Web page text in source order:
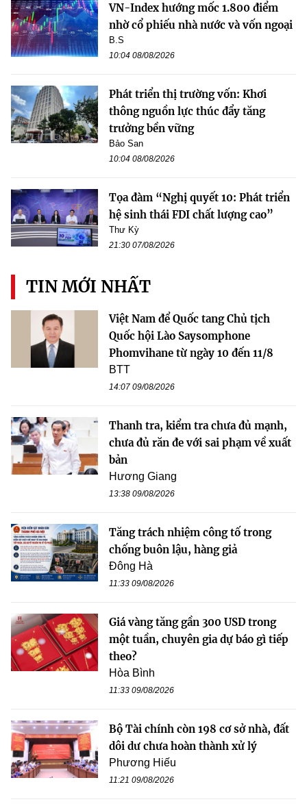
VN-Index hướng mốc 1.800 điểm
nhờ cổ phiếu nhà nước và vốn ngoại
B.S
10:04 08/08/2026
Phát triển thị trường vốn: Khơi
thông nguồn lực thúc đẩy tăng
trưởng bền vững
Bảo San
10:04 08/08/2026
Tọa đàm “Nghị quyết 10: Phát triển
hệ sinh thái FDI chất lượng cao”
Thư Kỳ
21:30 07/08/2026
TIN MỚI NHẤT
Việt Nam để Quốc tang Chủ tịch
Quốc hội Lào Saysomphone
Phomvihane từ ngày 10 đến 11/8
BTT
14:07 09/08/2026
Thanh tra, kiểm tra chưa đủ mạnh,
chưa đủ răn đe với sai phạm về xuất
bản
Hương Giang
13:38 09/08/2026
Tăng trách nhiệm công tố trong
chống buôn lậu, hàng giả
Đông Hà
11:33 09/08/2026
Giá vàng tăng gần 300 USD trong
một tuần, chuyên gia dự báo gì tiếp
theo?
Hòa Bình
11:33 09/08/2026
Bộ Tài chính còn 198 cơ sở nhà, đất
dôi dư chưa hoàn thành xử lý
Phương Hiếu
11:21 09/08/2026